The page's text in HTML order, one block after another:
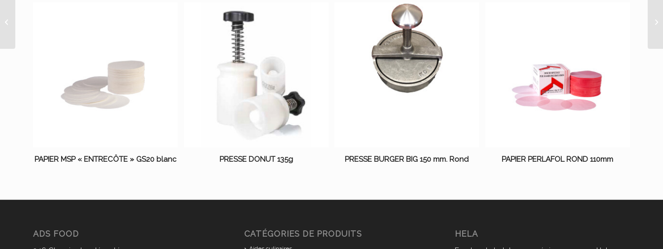
PAPIER MSP « ENTRECÔTE » GS20 blanc PRESSE DONUT 135g PRESSE BURGER BIG 150 mm. Rond PAPIER PERLAFOL ROND 110mm
ADS FOOD CATÉGORIES DE PRODUITS HELA